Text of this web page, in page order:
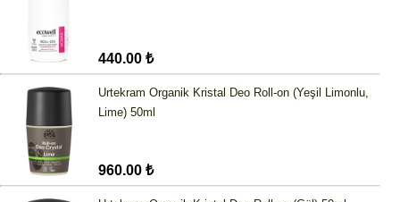
440.00 ₺
Urtekram Organik Kristal Deo Roll-on (Yeşil Limonlu,
Lime) 50ml
960.00 ₺